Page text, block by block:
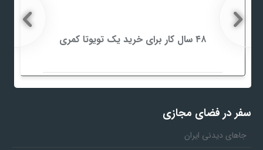
۴۸ سال کار برای خرید یک تویوتا کمری
سفر در فضای مجازی
جاهای دیدنی ایران